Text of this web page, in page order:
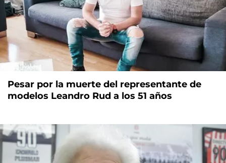
Pesar por la muerte del representante de
modelos Leandro Rud a los 51 años